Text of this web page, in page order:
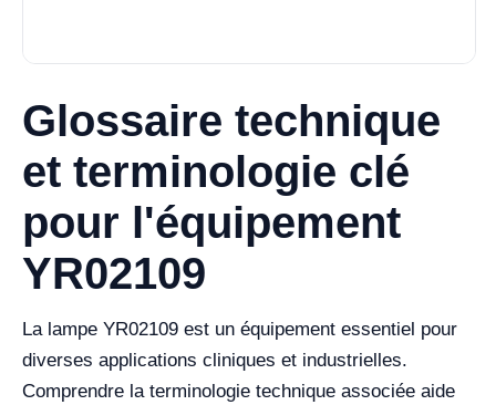
Glossaire technique
et terminologie clé
pour l'équipement
YR02109
La lampe YR02109 est un équipement essentiel pour
diverses applications cliniques et industrielles.
Comprendre la terminologie technique associée aide